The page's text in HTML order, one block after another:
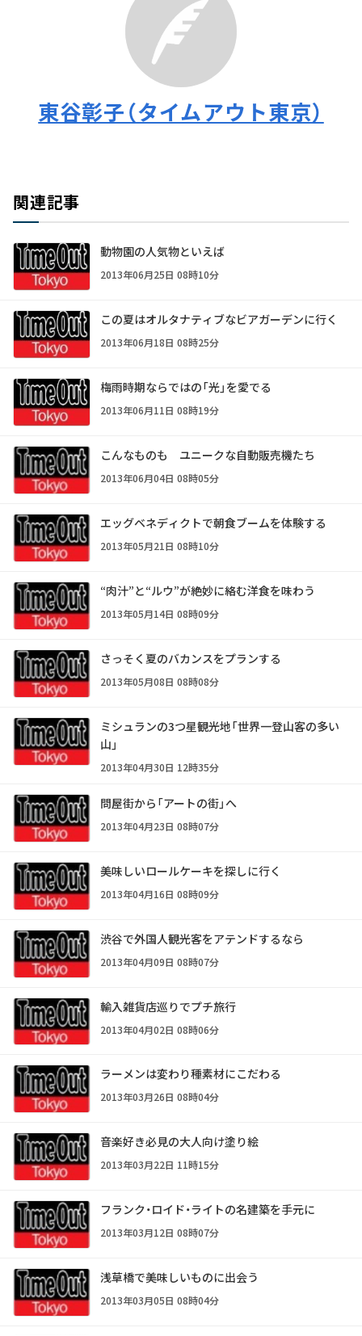
東谷彰子（タイムアウト東京）
関連記事
動物園の人気物といえば
2013年06月25日 08時10分
この夏はオルタナティブなビアガーデンに行く
2013年06月18日 08時25分
梅雨時期ならではの「光」を愛でる
2013年06月11日 08時19分
こんなものも ユニークな自動販売機たち
2013年06月04日 08時05分
エッグベネディクトで朝食ブームを体験する
2013年05月21日 08時10分
“肉汁”と“ルウ”が絶妙に絡む洋食を味わう
2013年05月14日 08時09分
さっそく夏のバカンスをプランする
2013年05月08日 08時08分
ミシュランの3つ星観光地「世界一登山客の多い
山」
2013年04月30日 12時35分
問屋街から「アートの街」へ
2013年04月23日 08時07分
美味しいロールケーキを探しに行く
2013年04月16日 08時09分
渋谷で外国人観光客をアテンドするなら
2013年04月09日 08時07分
輸入雑貨店巡りでプチ旅行
2013年04月02日 08時06分
ラーメンは変わり種素材にこだわる
2013年03月26日 08時04分
音楽好き必見の大人向け塗り絵
2013年03月22日 11時15分
フランク・ロイド・ライトの名建築を手元に
2013年03月12日 08時07分
浅草橋で美味しいものに出会う
2013年03月05日 08時04分